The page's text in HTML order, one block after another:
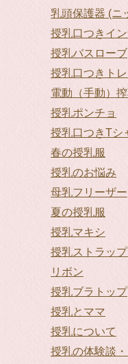
乳頭保護器 (ニ
授乳口つきイ
授乳バスローブ
授乳口つきト
電動（手動）
授乳ポンチョ
授乳口つきTシ
春の授乳服
授乳のお悩み
母乳フリーザー
夏の授乳服
授乳マキシ
授乳ストラッ
リボン
授乳ブラトップ
授乳とママ
授乳について
授乳の体験談・